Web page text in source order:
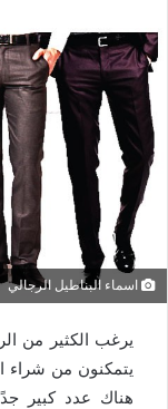
اسماء البناطيل الرجالي
يرغب الكثير من
يتمكنون من شراء
هناك عدد كبير